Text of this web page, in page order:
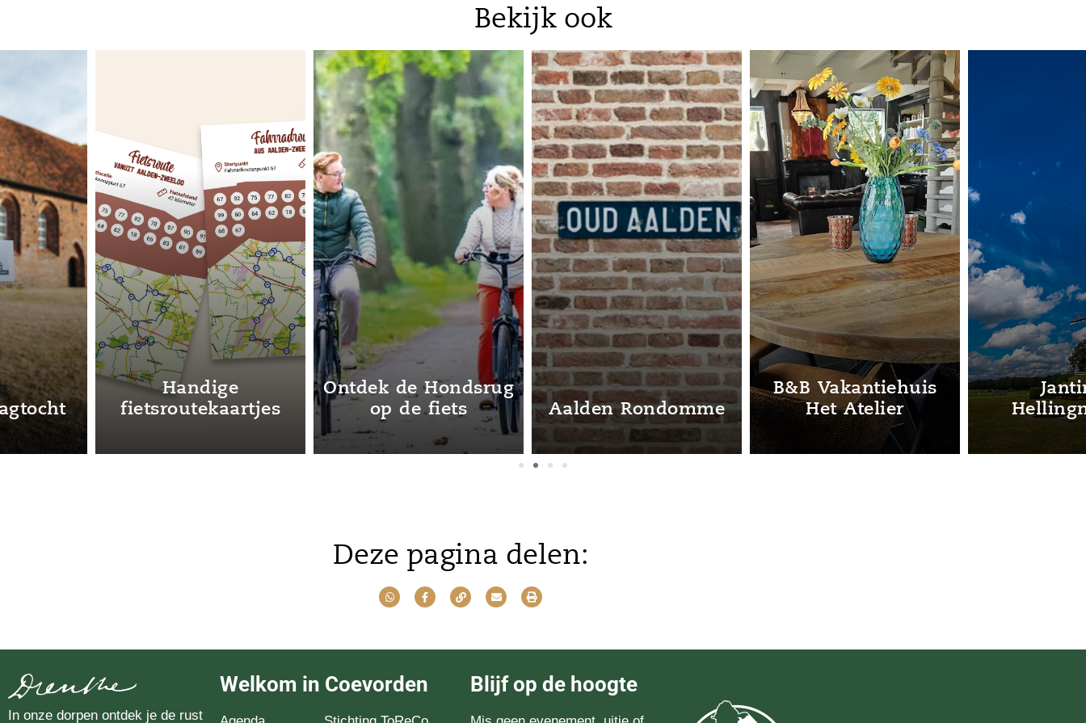
Bekijk ook
Jantina
Hellingmolen
Molen De Hoop
Sleen
Herberg de
Aelderstroom
Sleen – Holsloot Noord-Sleen – Sleen
Deze pagina delen:
In onze dorpen ontdek je de rust
Welkom in Coevorden Blijf op de hoogte